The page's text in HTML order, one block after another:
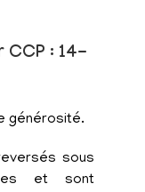
CCP : 14-
générosité.
sous
et sont